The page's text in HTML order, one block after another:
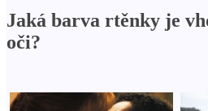
Jaká barva rtěnky je
oči?